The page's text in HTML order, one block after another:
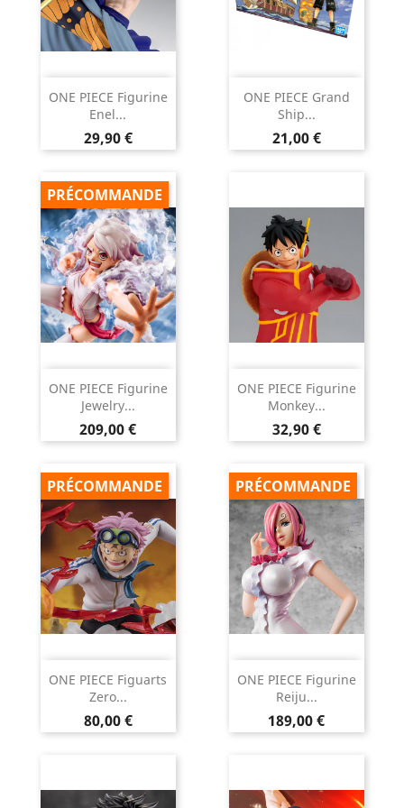
ONE PIECE Figurine
Enel...
Prix
29,90 €
ONE PIECE Grand
Ship...
Prix
21,00 €
ONE PIECE Figurine
Jewelry...
Prix
209,00 €
PRÉCOMMANDE
ONE PIECE Figurine
Monkey...
Prix
32,90 €
ONE PIECE Figuarts
Zero...
Prix
80,00 €
PRÉCOMMANDE
ONE PIECE Figurine
Reiju...
Prix
189,00 €
PRÉCOMMANDE